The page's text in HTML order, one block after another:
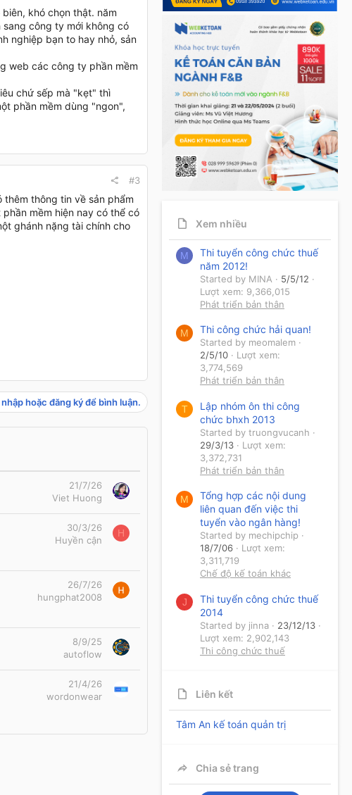
khó chọn thật. năm
công ty mới không có
nghiệp bạn to hay nhỏ, sản
web các công ty phần mềm
chứ sếp mà "kẹt" thì
phần mềm dùng "ngon",
#3
thêm thông tin về sản phẩm
mềm hiện nay có thể có
ghánh nặng tài chính cho
hoặc đăng ký để bình luận.
21/7/26
Viet Huong
30/3/26
Huyền cận
H
26/7/26
hungphat2008
8/9/25
autoflow
21/4/26
wordonwear
Xem nhiều
M
Thi tuyển công chức thuế
năm 2012!
Started by MINA
5/5/12
Lượt xem: 9,366,015
Phát triển bản thân
M Thi công chức hải quan!
Started by meomalem
2/5/10
Lượt xem:
3,774,569
Phát triển bản thân
T
Lập nhóm ôn thi công
chức bhxh 2013
Started by truongvucanh
29/3/13
Lượt xem:
3,372,731
Phát triển bản thân
M
Tổng hợp các nội dung
liên quan đến việc thi
tuyển vào ngân hàng!
Started by mechipchip
18/7/06
Lượt xem:
3,311,719
Chế độ kế toán khác
J
Thi tuyển công chức thuế
2014
Started by jinna
23/12/13
Lượt xem: 2,902,143
Thi công chức thuế
Liên kết
Tâm An kế toán quản trị
Chia sẻ trang